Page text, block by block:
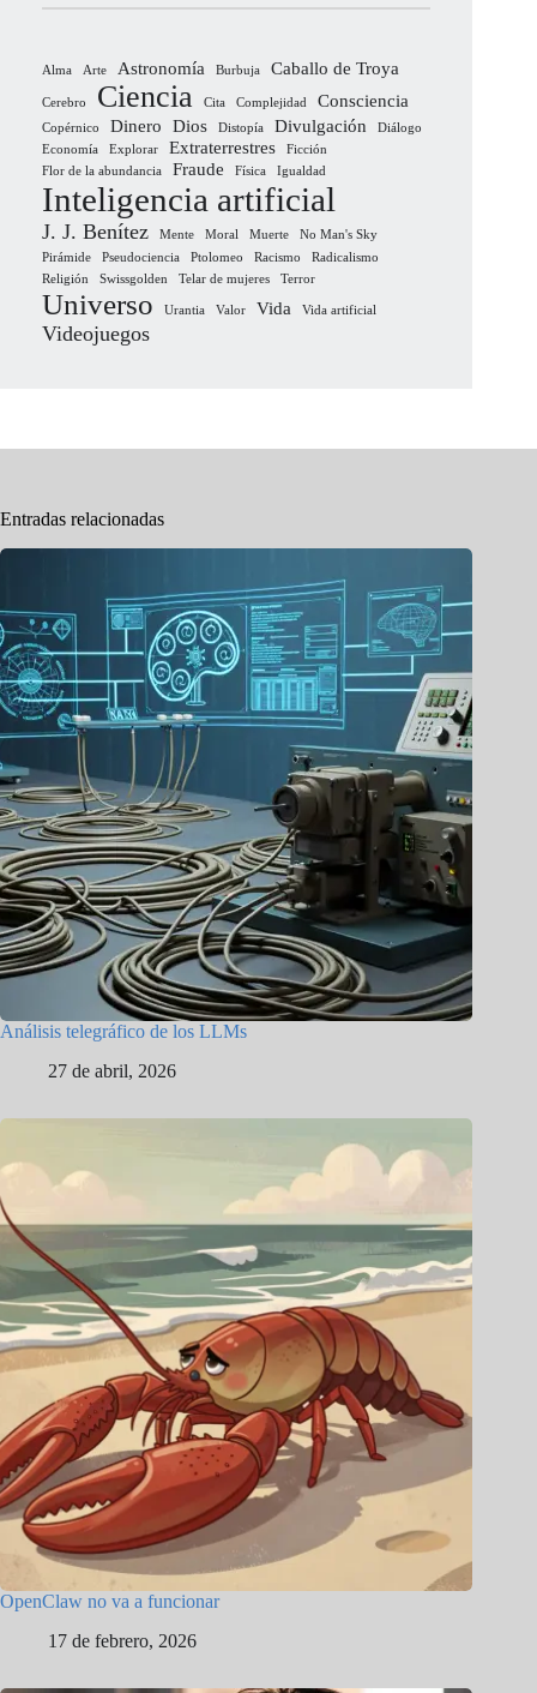
Alma Arte Astronomía Burbuja Caballo de Troya
Cerebro Ciencia Cita Complejidad Consciencia
Copérnico Dinero Dios Distopía Divulgación
Diálogo
Economía
Explorar Extraterrestres
Ficción
Flor de la abundancia
Fraude Física Igualdad
Inteligencia artificial
J. J. Benítez Mente Moral Muerte
No Man's Sky
Pirámide
Pseudociencia Ptolomeo Racismo
Radicalismo
Religión
Swissgolden Telar de mujeres Terror
Universo Urantia Valor Vida Vida artificial
Videojuegos
Entradas relacionadas
Análisis telegráfico de los LLMs
27 de abril, 2026
OpenClaw no va a funcionar
17 de febrero, 2026